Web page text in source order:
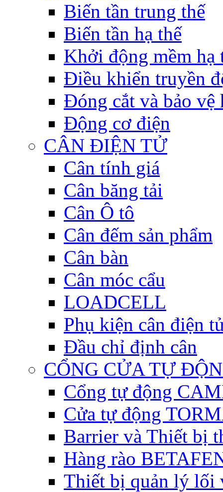
Biến tần trung thế
Biến tần hạ thế
Khởi động mềm hạ
Điều khiển truyền
Đóng cắt và bảo vệ
Động cơ điện
CÂN ĐIỆN TỬ
Cân tính giá
Cân băng tải
Cân Ô tô
Cân đếm sản phẩm
Cân bàn
Cân móc cẩu
LOADCELL
Phụ kiện cân điện
Đầu chỉ định cân
CỔNG CỬA TỰ
Cổng tự động
Cửa tự động
Barrier và Thiết bị
Hàng rào
Thiết bị quản lý lối